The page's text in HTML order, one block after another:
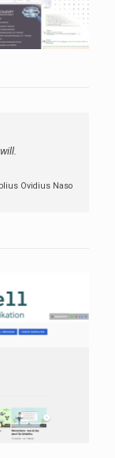
Ovidius Naso